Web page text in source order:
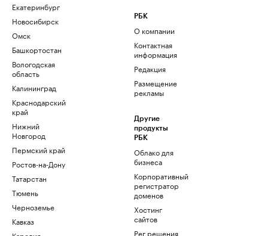
Екатеринбург
Новосибирск
Омск
Башкортостан
Вологодская
область
Калининград
Краснодарский
край
Нижний
Новгород
Пермский край
Ростов-на-Дону
Татарстан
Тюмень
Черноземье
Кавказ
РБК
О компании
Контактная
информация
Редакция
Размещение
рекламы
Другие
продукты
РБК
Облако для
бизнеса
Корпоративный
регистратор
доменов
Хостинг
сайтов
Рег.решения